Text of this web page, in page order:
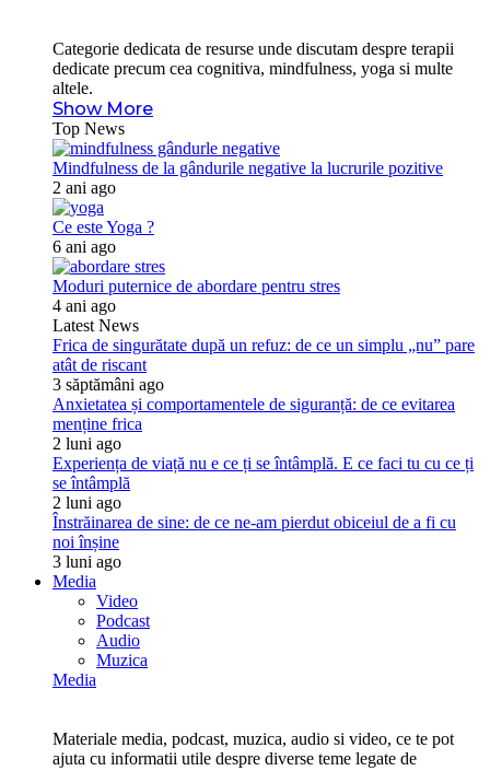
Categorie dedicata de resurse unde discutam despre terapii
dedicate precum cea cognitiva, mindfulness, yoga si multe
altele.
Show More
Top News
Mindfulness de la gândurile negative la lucrurile pozitive
2 ani ago
Ce este Yoga ?
6 ani ago
Moduri puternice de abordare pentru stres
4 ani ago
Latest News
Frica de singurătate după un refuz: de ce un simplu „nu” pare
atât de riscant
3 săptămâni ago
Anxietatea și comportamentele de siguranță: de ce evitarea
menține frica
2 luni ago
Experiența de viață nu e ce ți se întâmplă. E ce faci tu cu ce ți
se întâmplă
2 luni ago
Înstrăinarea de sine: de ce ne-am pierdut obiceiul de a fi cu
noi înșine
3 luni ago
Media
Video
Podcast
Audio
Muzica
Media
Materiale media, podcast, muzica, audio si video, ce te pot
ajuta cu informatii utile despre diverse teme legate de